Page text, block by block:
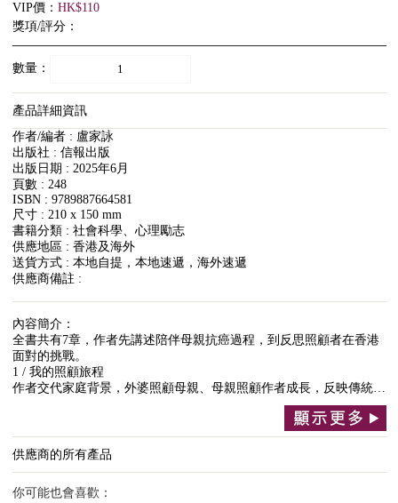
VIP價： HK$110
獎項/評分：
數量：
產品詳細資訊
作者/編者 : 盧家詠
出版社 : 信報出版
出版日期 : 2025年6月
頁數 : 248
ISBN : 9789887664581
尺寸 : 210 x 150 mm
書籍分類 : 社會科學、心理勵志
供應地區 : 香港及海外
送貨方式 : 本地自提，本地速遞，海外速遞
供應商備註 :
內容簡介：
全書共有7章，作者先講述陪伴母親抗癌過程，到反思照顧者在香港
面對的挑戰。
1 / 我的照顧旅程
作者交代家庭背景，外婆照顧母親、母親照顧作者成長，反映傳統…
供應商的所有產品
你可能也會喜歡：